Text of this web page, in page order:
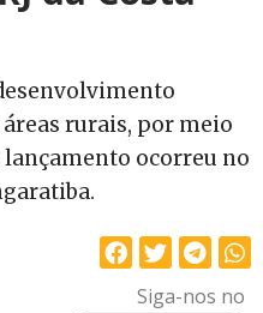
rurais, por meio
lançamento ocorreu no
Siga-nos no